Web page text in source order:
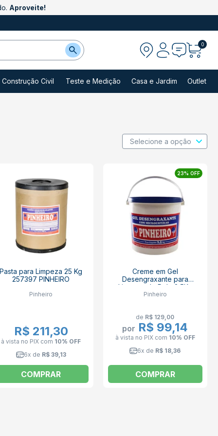
Aproveite!
0
Construção Civil Teste e Medição Casa e Jardim Outlet
Pasta para Limpeza 25 Kg
257397 PINHEIRO
Pinheiro
R$ 211,30
à vista no PIX com 10% OFF
6x de R$ 39,13
COMPRAR
23% OFF
Creme em Gel
Desengraxante para
Limpeza de Pele 2,5Kg
404350 PINHEIRO
Pinheiro
de R$ 129,00
por R$ 99,14
à vista no PIX com 10% OFF
6x de R$ 18,36
COMPRAR